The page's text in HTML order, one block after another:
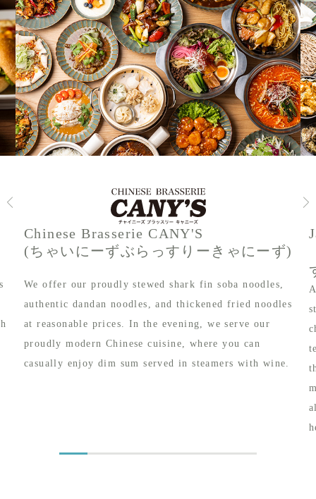
Chinese Brasserie CANY'S
(ちゃいにーずぶらっすりーきゃにーず)
We offer our proudly stewed shark fin soba noodles,
authentic dandan noodles, and thickened fried noodles
at reasonable prices. In the evening, we serve our
proudly modern Chinese cuisine, where you can
casually enjoy dim sum served in steamers with wine.